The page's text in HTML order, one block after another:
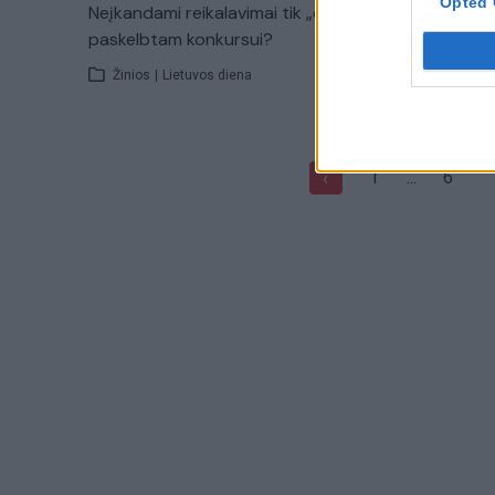
Neįkandami reikalavimai tik „dėl akių“
paskelbtam konkursui?
Žinios Lietuvos diena
konkursą
Žinios |
‹ 1 ... 6